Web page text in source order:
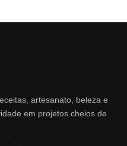
artesanato, beleza e
em projetos cheios de